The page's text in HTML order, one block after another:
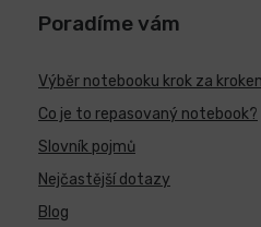
Poradíme vám
Výběr notebooku krok za
Co je to repasovaný notebook?
Slovník pojmů
Nejčastější dotazy
Blog